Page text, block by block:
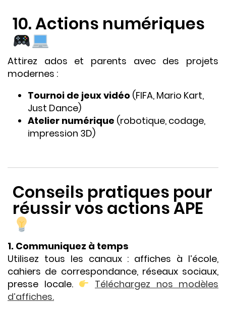
10. Actions numériques
Attirez ados et parents avec des projets
modernes :
Tournoi de jeux vidéo (FIFA, Mario Kart,
Just Dance)
Atelier numérique (robotique, codage,
impression 3D)
Conseils pratiques pour
réussir vos actions APE
1. Communiquez à temps
Utilisez tous les canaux : affiches à l’école,
cahiers de correspondance, réseaux sociaux,
presse locale.
Téléchargez nos modèles
d’affiches.